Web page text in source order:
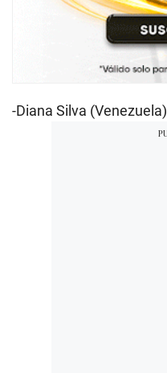
-Diana Silva (Venezuela)